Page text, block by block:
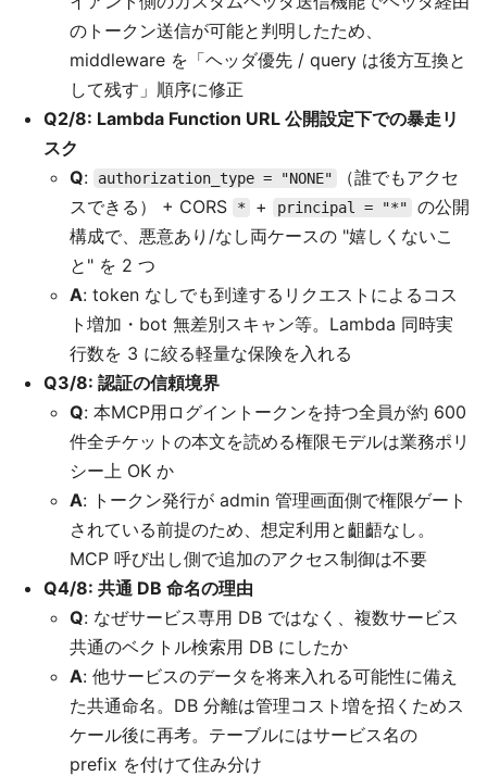
のトークン送信が可能と判明したため、
middleware を「ヘッダ優先 / query は後方互換と
して残す」順序に修正
Q2/8: Lambda Function URL 公開設定下での暴走リ
スク
Q: authorization_type = "NONE"
（誰でもアクセ
スできる） + CORS
* + principal = "*"
の公開
構成で、悪意あり/なし両ケースの "嬉しくないこ
と" を 2 つ
A: token なしでも到達するリクエストによるコス
ト増加・bot 無差別スキャン等。Lambda 同時実
行数を 3 に絞る軽量な保険を入れる
Q3/8: 認証の信頼境界
Q: 本MCP用ログイントークンを持つ全員が約 600
件全チケットの本文を読める権限モデルは業務ポリ
シー上 OK か
A: トークン発行が admin 管理画面側で権限ゲート
されている前提のため、想定利用と齟齬なし。
MCP 呼び出し側で追加のアクセス制御は不要
Q4/8: 共通 DB 命名の理由
Q: なぜサービス専用 DB ではなく、複数サービス
共通のベクトル検索用 DB にしたか
A: 他サービスのデータを将来入れる可能性に備え
た共通命名。DB 分離は管理コスト増を招くためス
ケール後に再考。テーブルにはサービス名の
prefix を付けて住み分け